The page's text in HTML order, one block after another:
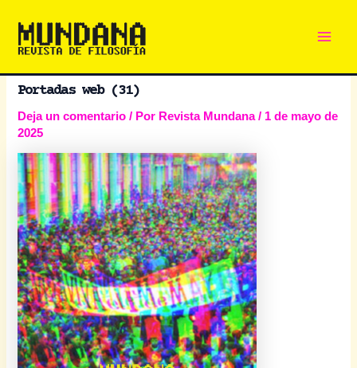
al
contenido
Portadas web (31)
Deja un comentario / Por Revista Mundana/ 1 de mayo de
2025